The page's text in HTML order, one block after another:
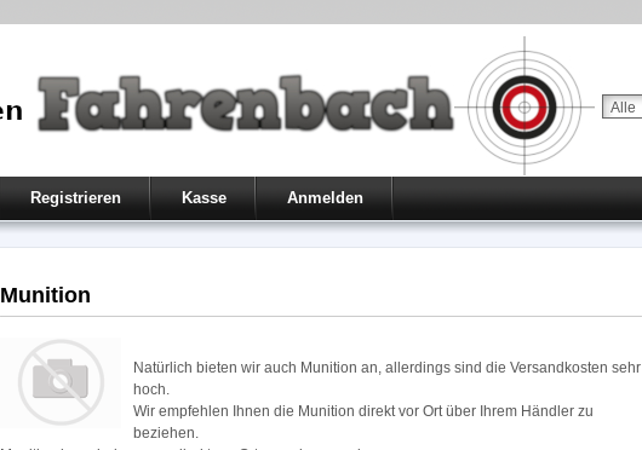
Registrieren Kasse Anmelden
Munition
Natürlich bieten wir auch Munition an, allerdings sind die Versandkosten sehr
hoch.
Wir empfehlen Ihnen die Munition direkt vor Ort über Ihrem Händler zu
beziehen.